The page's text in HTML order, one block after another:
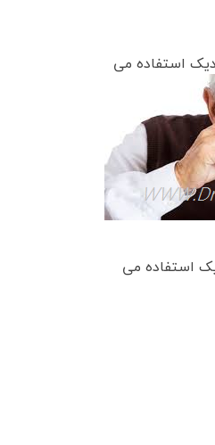
استفاده می
استفاده می